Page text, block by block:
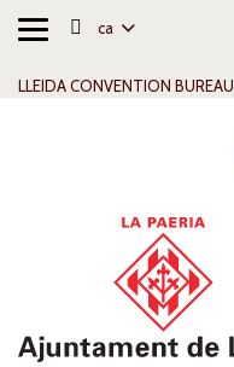
Alternar
ca
LLEIDA CONVENTION BUREAU